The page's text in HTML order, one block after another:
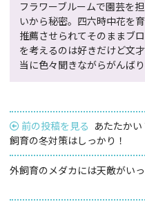
フラワーブルームで園芸を
いから秘密。四六時中花を
推薦させられてそのままブ
を考えるのは好きだけど文
当に色々聞きながらがんばり
前の投稿を見る あたたか
飼育の冬対策はしっかり！
外飼育のメダカには天敵がい